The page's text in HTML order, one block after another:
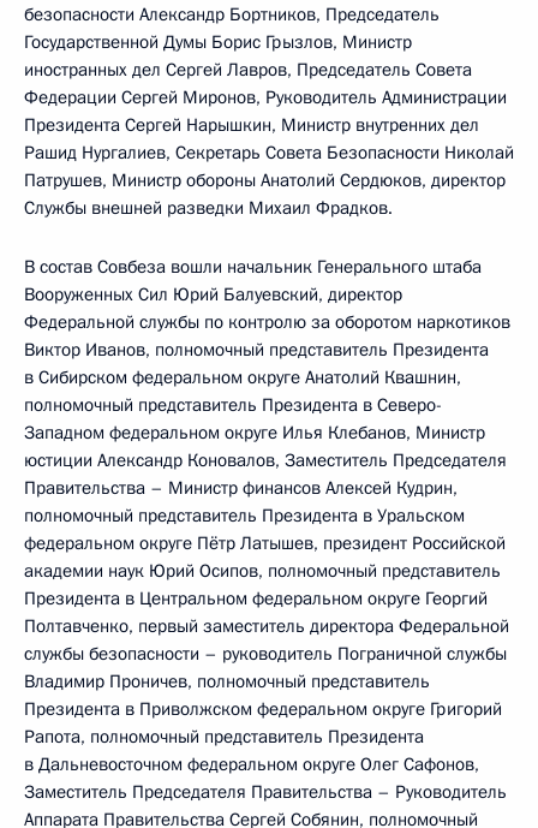
безопасности Александр Бортников, Председатель
Государственной Думы Борис Грызлов, Министр
иностранных дел Сергей Лавров, Председатель Совета
Федерации Сергей Миронов, Руководитель Администрации
Президента Сергей Нарышкин, Министр внутренних дел
Рашид Нургалиев, Секретарь Совета Безопасности Николай
Патрушев, Министр обороны Анатолий Сердюков, директор
Службы внешней разведки Михаил Фрадков.
В состав Совбеза вошли начальник Генерального штаба
Вооруженных Сил Юрий Балуевский, директор
Федеральной службы по контролю за оборотом наркотиков
Виктор Иванов, полномочный представитель Президента
в Сибирском федеральном округе Анатолий Квашнин,
полномочный представитель Президента в Северо-
Западном федеральном округе Илья Клебанов, Министр
юстиции Александр Коновалов, Заместитель Председателя
Правительства – Министр финансов Алексей Кудрин,
полномочный представитель Президента в Уральском
федеральном округе Пётр Латышев, президент Российской
академии наук Юрий Осипов, полномочный представитель
Президента в Центральном федеральном округе Георгий
Полтавченко, первый заместитель директора Федеральной
службы безопасности – руководитель Пограничной службы
Владимир Проничев, полномочный представитель
Президента в Приволжском федеральном округе Григорий
Рапота, полномочный представитель Президента
в Дальневосточном федеральном округе Олег Сафонов,
Заместитель Председателя Правительства – Руководитель
Аппарата Правительства Сергей Собянин, полномочный